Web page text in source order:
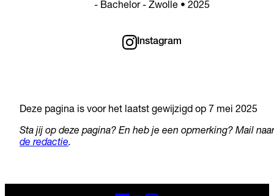
- Bachelor - Zwolle • 2025
Instagram
Deze pagina is voor het laatst gewijzigd op 7 mei 2025
Sta jij op deze pagina? En heb je een opmerking? Mail naar
de redactie.